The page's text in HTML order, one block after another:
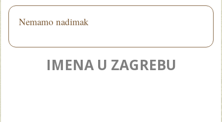
Nemamo nadimak
IMENA U ZAGREBU